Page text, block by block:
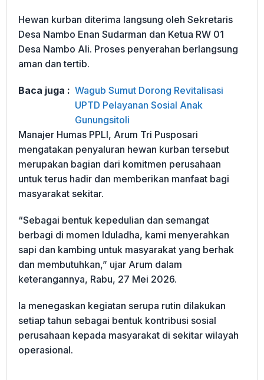
Hewan kurban diterima langsung oleh Sekretaris
Desa Nambo Enan Sudarman dan Ketua RW 01
Desa Nambo Ali. Proses penyerahan berlangsung
aman dan tertib.
Baca juga : Wagub Sumut Dorong Revitalisasi
UPTD Pelayanan Sosial Anak
Gunungsitoli
Manajer Humas PPLI, Arum Tri Pusposari
mengatakan penyaluran hewan kurban tersebut
merupakan bagian dari komitmen perusahaan
untuk terus hadir dan memberikan manfaat bagi
masyarakat sekitar.
“Sebagai bentuk kepedulian dan semangat
berbagi di momen Iduladha, kami menyerahkan
sapi dan kambing untuk masyarakat yang berhak
dan membutuhkan,” ujar Arum dalam
keterangannya, Rabu, 27 Mei 2026.
Ia menegaskan kegiatan serupa rutin dilakukan
setiap tahun sebagai bentuk kontribusi sosial
perusahaan kepada masyarakat di sekitar wilayah
operasional.